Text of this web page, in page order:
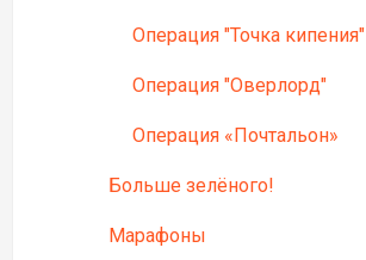
Операция "Точка кипения"
Операция "Оверлорд"
Операция «Почтальон»
Больше зелёного!
Марафоны